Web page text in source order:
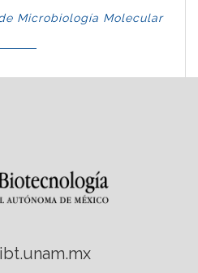
Microbiología Molecular